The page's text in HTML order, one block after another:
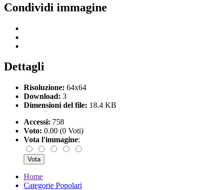
Condividi immagine
Dettagli
Risoluzione: 64x64
Download: 3
Dimensioni del file: 18.4 KB
Accessi: 758
Voto: 0.00 (0 Voti)
Vota l'immagine:
Home
Categorie Popolari